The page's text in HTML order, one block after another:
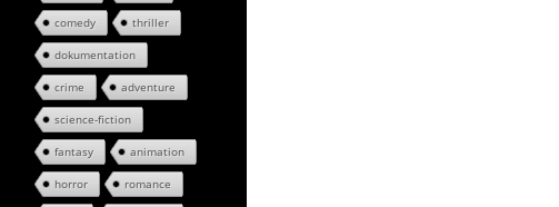
comedy thriller
dokumentation
crime adventure
science-fiction
fantasy animation
horror romance